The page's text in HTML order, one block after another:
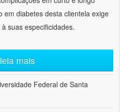
em diabetes desta clientela exige
suas especificidades.
leia mais
Federal de Santa